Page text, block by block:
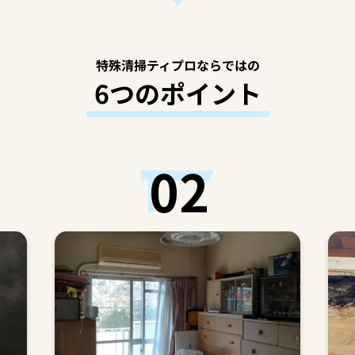
特殊清掃ティプロならではの
6つのポイント
02